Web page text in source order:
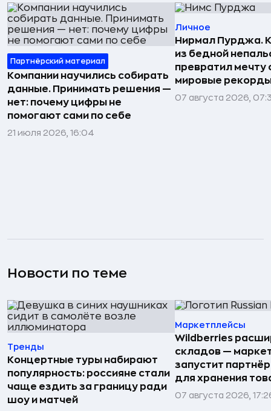
Партнёрский материал
Компании научились собирать
данные. Принимать решения —
нет: почему цифры не
помогают сами по себе
21 июля 2026, 16:04
Личное
Нирмал Пурджа.
из бедной
превратил мечту
мировые рекорды
07 августа 2026,
Новости по теме
Тренды
Концертные туры набирают
популярность: россияне стали
чаще ездить за границу ради
шоу и матчей
Маркетплейсы
Wildberries
складов —
запустит
для хранения
07 августа 2026,